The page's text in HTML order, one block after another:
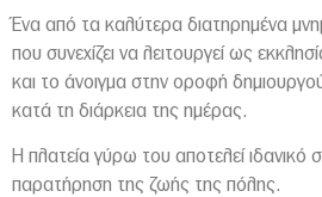
Ένα από τα καλύτερα διατηρημένα
που συνεχίζει να λειτουργεί ως
και το άνοιγμα στην οροφή
κατά τη διάρκεια της ημέρας.
Η πλατεία γύρω του αποτελεί ιδανικό
παρατήρηση της ζωής της πόλης.